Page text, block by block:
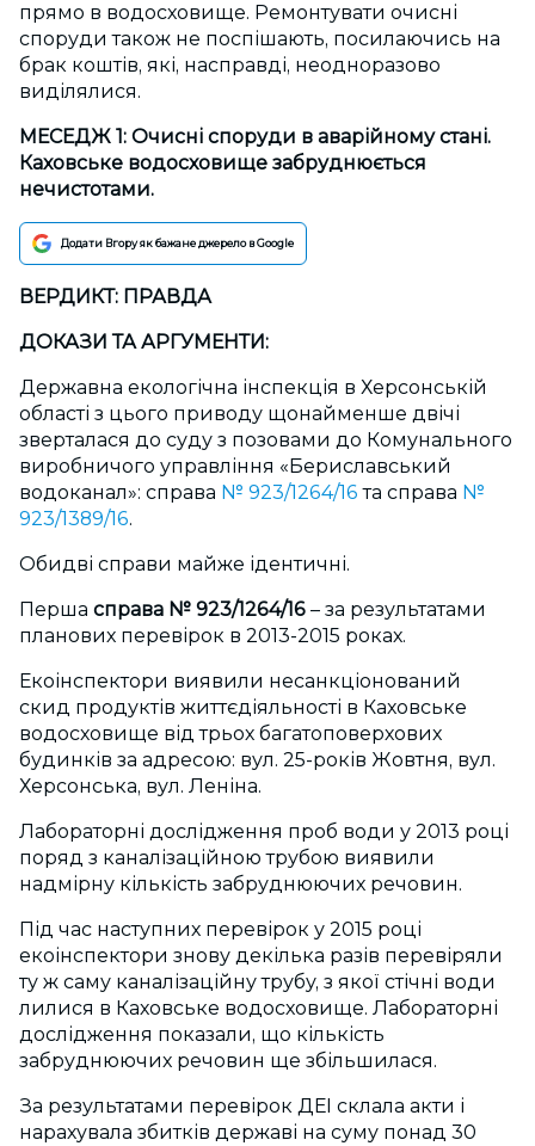
прямо в водосховище. Ремонтувати очисні
споруди також не поспішають, посилаючись на
брак коштів, які, насправді, неодноразово
виділялися.
МЕСЕДЖ 1: Очисні споруди в аварійному стані.
Каховське водосховище забруднюється
нечистотами.
Додати Вгору як бажане джерело в Google
ВЕРДИКТ: ПРАВДА
ДОКАЗИ ТА АРГУМЕНТИ:
Державна екологічна інспекція в Херсонській
області з цього приводу щонайменше двічі
зверталася до суду з позовами до Комунального
виробничого управління «Бериславський
водоканал»: справа № 923/1264/16 та справа №
923/1389/16.
Обидві справи майже ідентичні.
Перша справа № 923/1264/16 – за результатами
планових перевірок в 2013-2015 роках.
Екоінспектори виявили несанкціонований
скид продуктів життєдіяльності в Каховське
водосховище від трьох багатоповерхових
будинків за адресою: вул. 25-років Жовтня, вул.
Херсонська, вул. Леніна.
Лабораторні дослідження проб води у 2013 році
поряд з каналізаційною трубою виявили
надмірну кількість забруднюючих речовин.
Під час наступних перевірок у 2015 році
екоінспектори знову декілька разів перевіряли
ту ж саму каналізаційну трубу, з якої стічні води
лилися в Каховське водосховище. Лабораторні
дослідження показали, що кількість
забруднюючих речовин ще збільшилася.
За результатами перевірок ДЕІ склала акти і
нарахувала збитків державі на суму понад 30